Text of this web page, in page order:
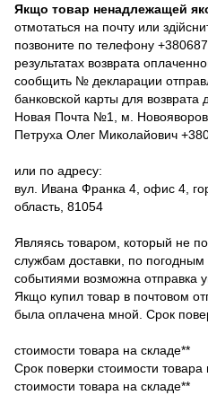
Якщо товар ненадлежащей
отмотаться на почту или
позвоните по телефону
результатах возврата
сообщить № декларации
банковской карты для
Новая Почта №1, м.
Петруха Олег Миколайович
или по адресу:
вул. Ивана Франка 4, офис 4,
область, 81054
Являясь товаром, который не
службам доставки, по
событиями возможна отправка
Якщо купил товар в почтовом
была оплачена мной. Срок
стоимости товара на складе**
Срок поверки стоимости товара
стоимости товара на складе**